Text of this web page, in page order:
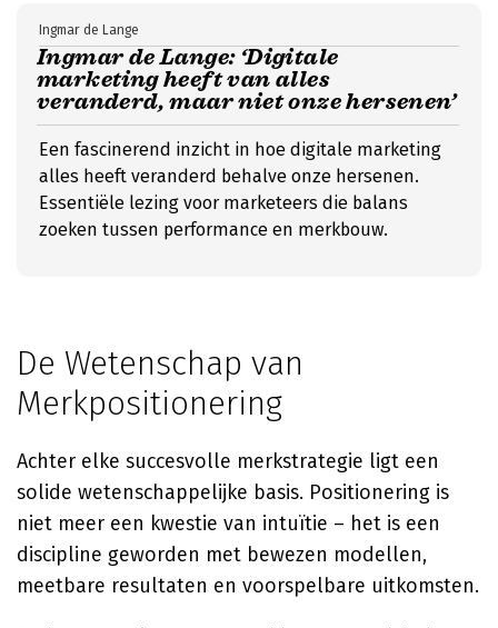
Ingmar de Lange: ‘Digitale
marketing heeft van alles
veranderd, maar niet onze hersenen’
Ingmar de Lange
Een fascinerend inzicht in hoe digitale marketing
alles heeft veranderd behalve onze hersenen.
Essentiële lezing voor marketeers die balans
zoeken tussen performance en merkbouw.
De Wetenschap van
Merkpositionering
Achter elke succesvolle merkstrategie ligt een
solide wetenschappelijke basis. Positionering is
niet meer een kwestie van intuïtie – het is een
discipline geworden met bewezen modellen,
meetbare resultaten en voorspelbare uitkomsten.